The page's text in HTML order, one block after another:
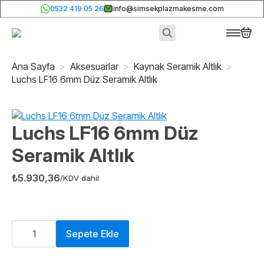
0532 419 05 26 info@simsekplazmakesme.com
for:
Ana Sayfa Aksesuarlar
Kaynak Seramik Altlık
Luchs LF16 6mm Düz Seramik Altlık
Luchs LF16 6mm Düz
Seramik Altlık
₺5.930,36/KDV dahil
Luchs
6mm
Sepete Ekle